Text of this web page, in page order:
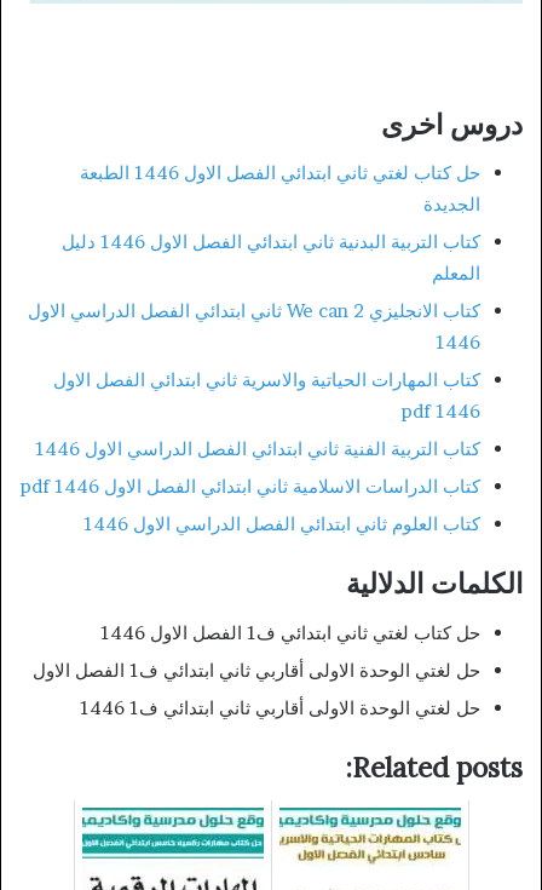
دروس اخرى
حل كتاب لغتي ثاني ابتدائي الفصل الاول 1446 الطبعة
الجديدة
كتاب التربية البدنية ثاني ابتدائي الفصل الاول 1446 دليل
المعلم
كتاب الانجليزي We can 2 ثاني ابتدائي الفصل الدراسي الاول
1446
كتاب المهارات الحياتية والاسرية ثاني ابتدائي الفصل الاول
1446 pdf
كتاب التربية الفنية ثاني ابتدائي الفصل الدراسي الاول 1446
كتاب الدراسات الاسلامية ثاني ابتدائي الفصل الاول 1446 pdf
كتاب العلوم ثاني ابتدائي الفصل الدراسي الاول 1446
الكلمات الدلالية
حل كتاب لغتي ثاني ابتدائي ف1 الفصل الاول 1446
حل لغتي الوحدة الاولى أقاربي ثاني ابتدائي ف1 الفصل الاول
حل لغتي الوحدة الاولى أقاربي ثاني ابتدائي ف1 1446
Related posts: